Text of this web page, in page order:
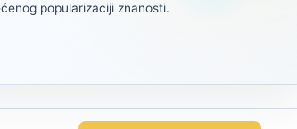
popularizaciji znanosti.